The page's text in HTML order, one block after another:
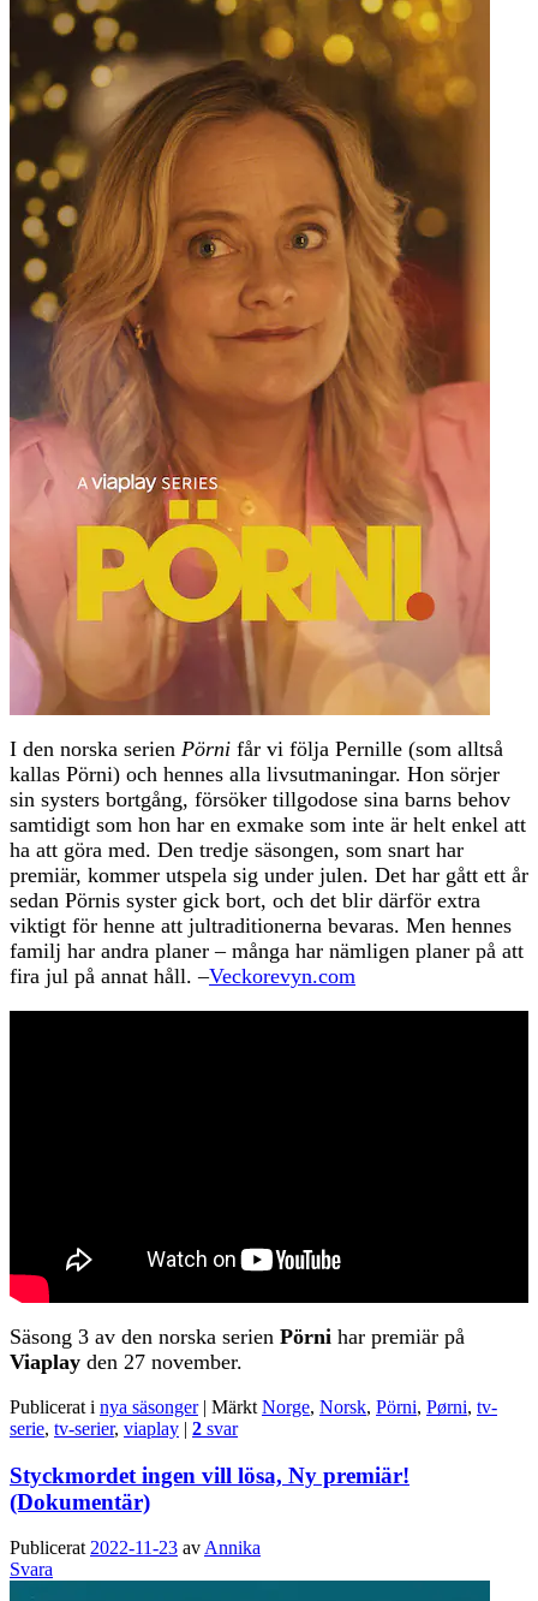
I den norska serien Pörni får vi följa Pernille (som alltså
kallas Pörni) och hennes alla livsutmaningar. Hon sörjer
sin systers bortgång, försöker tillgodose sina barns behov
samtidigt som hon har en exmake som inte är helt enkel att
ha att göra med. Den tredje säsongen, som snart har
premiär, kommer utspela sig under julen. Det har gått ett år
sedan Pörnis syster gick bort, och det blir därför extra
viktigt för henne att jultraditionerna bevaras. Men hennes
familj har andra planer – många har nämligen planer på att
fira jul på annat håll. –Veckorevyn.com
Säsong 3 av den norska serien Pörni har premiär på
Viaplay den 27 november.
Publicerat i nya säsonger | Märkt Norge, Norsk, Pörni, Pørni, tv-
serie, tv-serier, viaplay | 2 svar
Styckmordet ingen vill lösa, Ny premiär!
(Dokumentär)
Publicerat 2022-11-23 av Annika
Svara